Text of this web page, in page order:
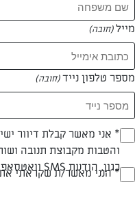
0 מתכונים
המאמרים של ענבר
0 מאמרים
מייל(חובה)
מספר טלפון נייד(חובה)
(חובה)* אני מאשר קבלת דיוור
והטבות מקבוצת תנובה
כגון, הודעת SMS וואטסאפ, מייל(חובה)* הנני מאשר/ת שקראתי